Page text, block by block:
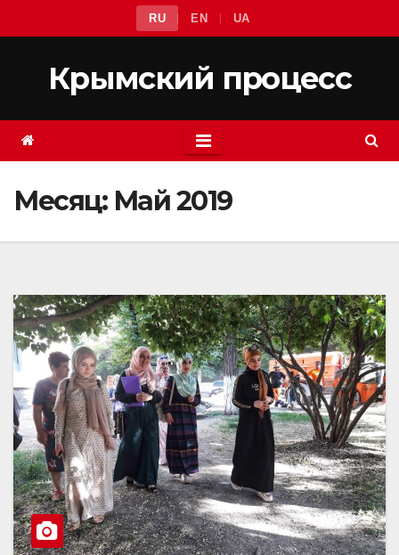
к
содержимому
RU EN UA
Крымский процесс
Месяц: Май 2019